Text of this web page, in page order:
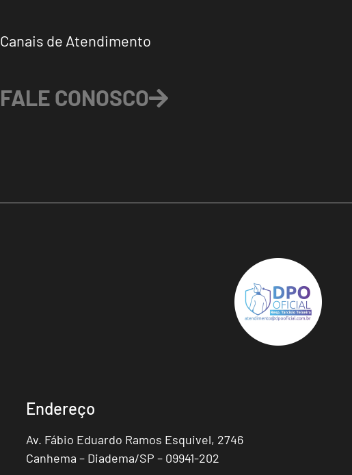
Canais de Atendimento
FALE CONOSCO
Endereço
Av. Fábio Eduardo Ramos Esquivel, 2746
Canhema – Diadema/SP – 09941-202